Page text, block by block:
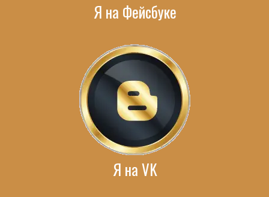
Я на Фейсбуке
Я на VK